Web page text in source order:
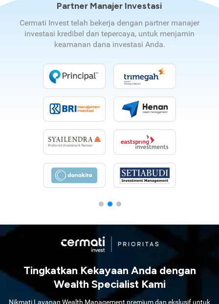
Partner Manajer Investasi
Cermati Invest telah bekerja dengan partner manajer
investasi kredibel dan tepercaya, untuk menjamin
keamanan dana investasi Anda.
Tingkatkan Kekayaan Anda dengan
Wealth Specialist Kami
Nikmati Layanan Wealth Management premium dan ekslusif untuk